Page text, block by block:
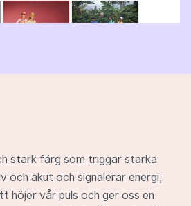
stark färg som triggar starka
och akut och signalerar energi,
höjer vår puls och ger oss en